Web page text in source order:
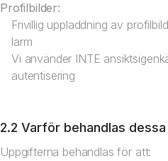
Profilbilder:
Frivillig uppladdning av
larm
Vi använder INTE
autentisering
2.2 Varför behandlas
Uppgifterna behandlas för att: